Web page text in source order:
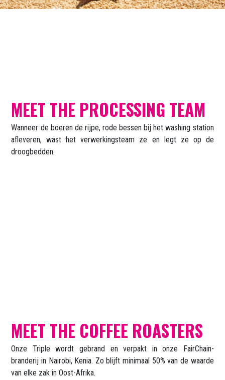
MEET THE PROCESSING TEAM
Wanneer de boeren de rijpe, rode bessen bij het washing station
afleveren, wast het verwerkings­team ze en legt ze op de
droogbedden.
MEET THE COFFEE ROASTERS
Onze Triple wordt gebrand en verpakt in onze FairChain-
branderij in Nairobi, Kenia. Zo blijft minimaal 50% van de waarde
van elke zak in Oost-Afrika.